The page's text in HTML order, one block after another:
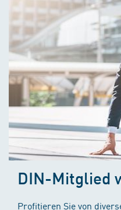
DIN-Mitglied
Profitieren Sie von